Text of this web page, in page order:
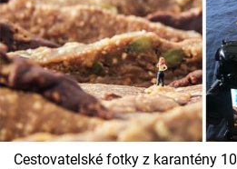
Cestovatelské fotky z karantény 10